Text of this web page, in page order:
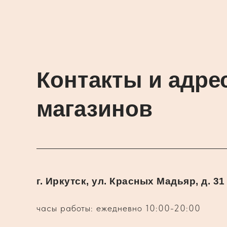
Контакты и
магазинов
часы работы: ежедневно 10:00-20:00
г. Иркутск, ул. Красных Мадьяр, д. 31